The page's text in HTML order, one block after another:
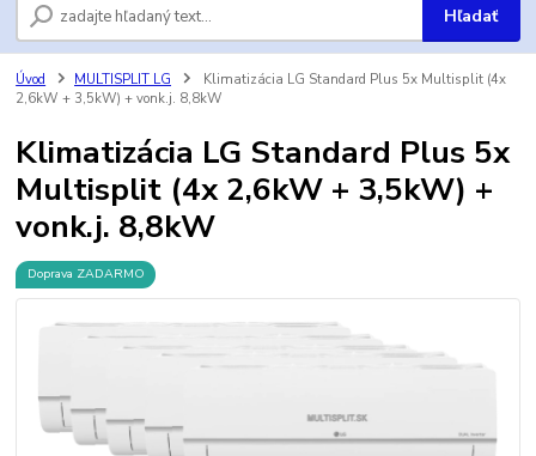
Hľadať
Úvod MULTISPLIT LG
Klimatizácia LG Standard Plus 5x Multisplit (4x
2,6kW + 3,5kW) + vonk.j. 8,8kW
Klimatizácia LG Standard Plus 5x
Multisplit (4x 2,6kW + 3,5kW) +
vonk.j. 8,8kW
Doprava ZADARMO